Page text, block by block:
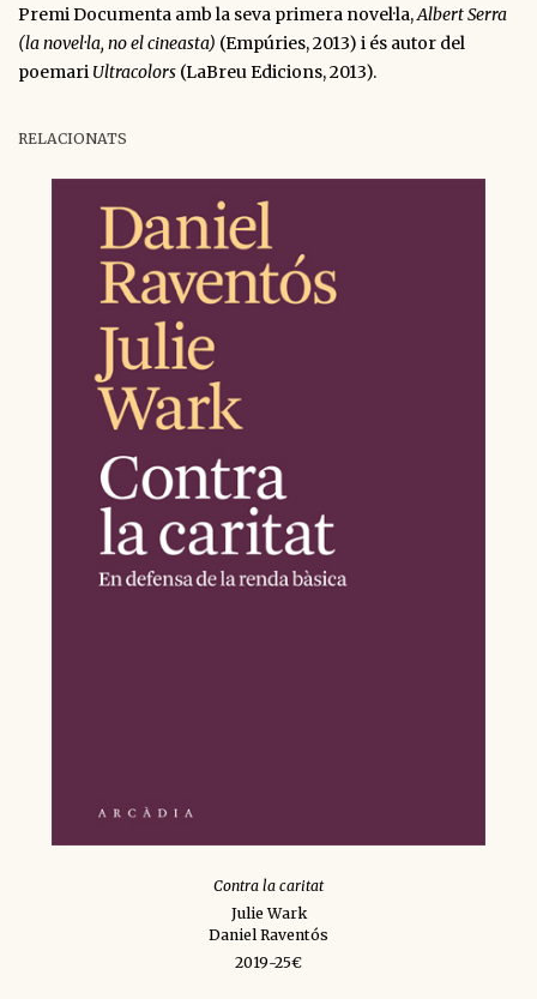
Premi Documenta amb la seva primera novel·la,Albert Serra
(la novel·la, no el cineasta) (Empúries, 2013) i és autor del
poemari Ultracolors (LaBreu Edicions, 2013).
RELACIONATS
Contra la caritat
Julie Wark
Daniel Raventós
2019-25€